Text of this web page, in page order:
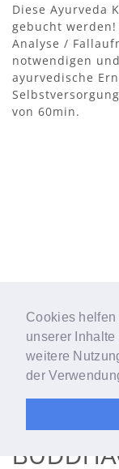
Cookies
unserer
weitere
der
Diese Ayurveda
gebucht
Analyse /
notwendigen
ayurvedische
von 60min.